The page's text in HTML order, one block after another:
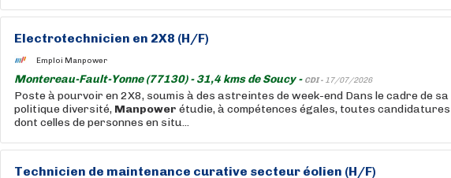
Electrotechnicien en 2X8 (H/F)
Emploi Manpower
Montereau-Fault-Yonne (77130) - 31,4 kms de Soucy - CDI - 17/07/2026
Poste à pourvoir en 2X8, soumis à des astreintes de week-end Dans le cadre de sa
politique diversité, Manpower étudie, à compétences égales, toutes candidatures
dont celles de personnes en situ...
Technicien de maintenance curative secteur éolien (H/F)